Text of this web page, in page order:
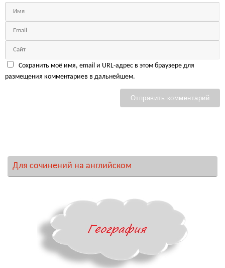
Сохранить моё имя, email и URL-адрес в этом браузере для
размещения комментариев в дальнейшем.
Для сочинений на английском